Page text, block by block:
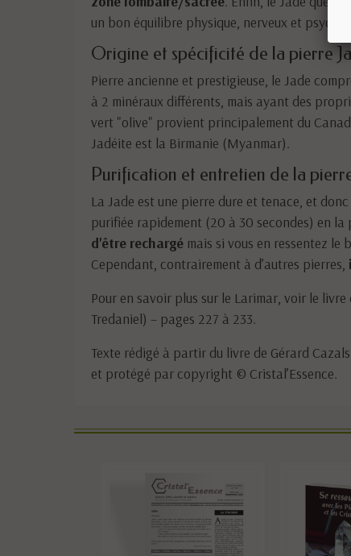
un bon équilibre physique, nerveux et
Origine et spécificité de la pierre
Pierre ancienne et prestigieuse, le Jade
à 2 minéraux différents, mais ayant des
vert "olive" provient principalement du
Jadéite est la Birmanie (Myanmar).
Purification et entretien de la
La Jade est une pierre dure et tenace, et
purifiée rapidement (20 à 30 secondes) en la
d'être rechargé mais si vous en ressentez le
Cependant, contrairement à d’autres pierres,
Pour en savoir plus sur le Larimar, voir le livre
Tredaniel) – pages 227 à 233.
Texte rédigé à partir du livre de Gérard
et protégé par copyright © Cristal’Essence.